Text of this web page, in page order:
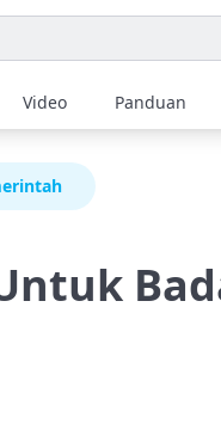
Video Panduan